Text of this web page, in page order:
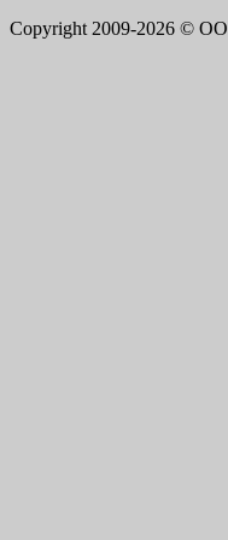
Copyright 2009-2026 ©